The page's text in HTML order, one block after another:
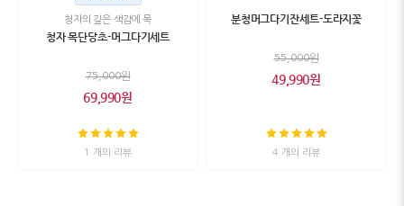
청자의 깊은 색감에 목
청자 목단당초-머그다기세트
75,000원
69,990원
1 개의 리뷰
분청머그다기잔세트-도라지꽃
55,000원
49,990원
4 개의 리뷰